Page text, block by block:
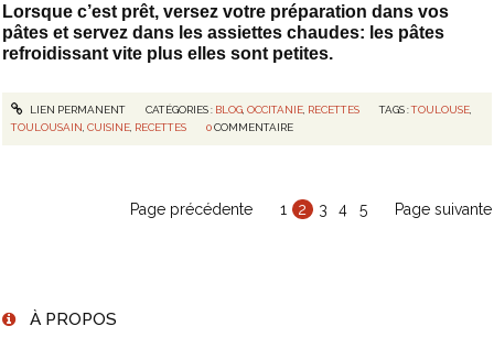
Lorsque c’est prêt, versez votre préparation dans vos
pâtes et servez dans les assiettes chaudes: les pâtes
refroidissant vite plus elles sont petites.
LIEN PERMANENT CATÉGORIES : BLOG, OCCITANIE, RECETTES TAGS :TOULOUSE,
TOULOUSAIN,CUISINE, RECETTES 0 COMMENTAIRE
Page précédente 1 2 3 4 5 Page suivante
À PROPOS